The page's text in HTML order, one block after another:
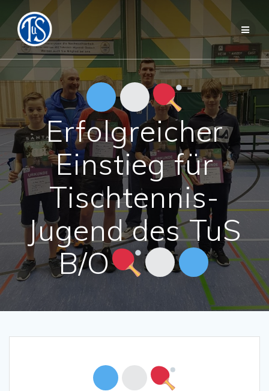
Zum
Inhalt
springen
Erfolgreicher
Einstieg für
Tischtennis-
Jugend des TuS
B/O